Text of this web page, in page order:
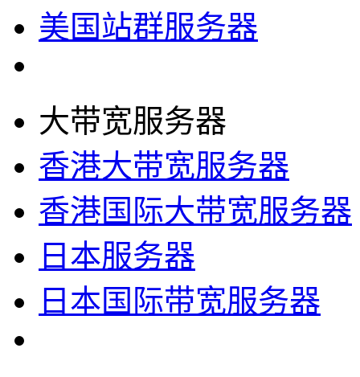
美国站群服务器
大带宽服务器
香港大带宽服务器
香港国际大带宽服务器
日本服务器
日本国际带宽服务器